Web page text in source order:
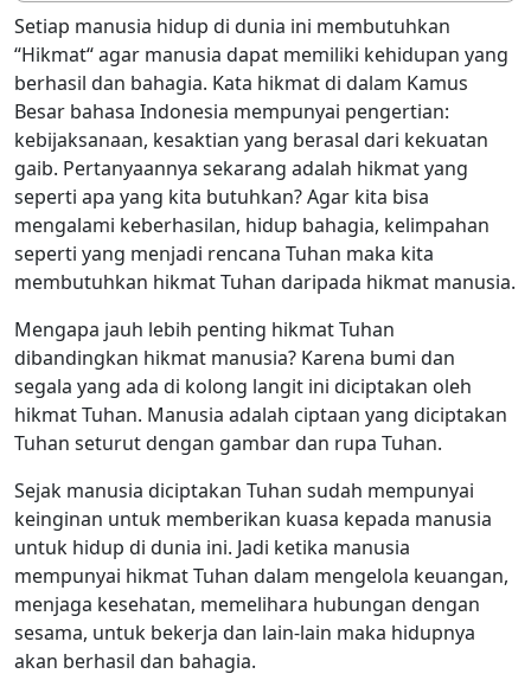
Setiap manusia hidup di dunia ini membutuhkan
“Hikmat“ agar manusia dapat memiliki kehidupan yang
berhasil dan bahagia. Kata hikmat di dalam Kamus
Besar bahasa Indonesia mempunyai pengertian:
kebijaksanaan, kesaktian yang berasal dari kekuatan
gaib. Pertanyaannya sekarang adalah hikmat yang
seperti apa yang kita butuhkan? Agar kita bisa
mengalami keberhasilan, hidup bahagia, kelimpahan
seperti yang menjadi rencana Tuhan maka kita
membutuhkan hikmat Tuhan daripada hikmat manusia.
Mengapa jauh lebih penting hikmat Tuhan
dibandingkan hikmat manusia? Karena bumi dan
segala yang ada di kolong langit ini diciptakan oleh
hikmat Tuhan. Manusia adalah ciptaan yang diciptakan
Tuhan seturut dengan gambar dan rupa Tuhan.
Sejak manusia diciptakan Tuhan sudah mempunyai
keinginan untuk memberikan kuasa kepada manusia
untuk hidup di dunia ini. Jadi ketika manusia
mempunyai hikmat Tuhan dalam mengelola keuangan,
menjaga kesehatan, memelihara hubungan dengan
sesama, untuk bekerja dan lain-lain maka hidupnya
akan berhasil dan bahagia.